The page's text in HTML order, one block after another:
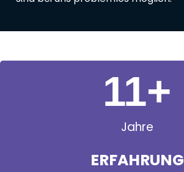
Jahre
ERFAHRUNG
11+